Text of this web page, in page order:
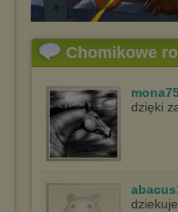
Chomikowe
dzięki
dziekuje